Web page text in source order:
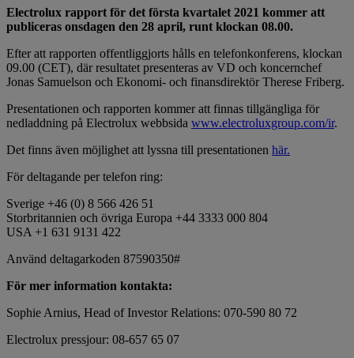
Electrolux rapport för det första kvartalet 2021 kommer att
publiceras onsdagen den 28 april, runt klockan 08.00.
Efter att rapporten offentliggjorts hålls en telefonkonferens, klockan
09.00 (CET), där resultatet presenteras av VD och koncernchef
Jonas Samuelson och Ekonomi- och finansdirektör Therese Friberg.
Presentationen och rapporten kommer att finnas tillgängliga för
nedladdning på Electrolux webbsida www.electroluxgroup.com/ir.
Det finns även möjlighet att lyssna till presentationen här.
För deltagande per telefon ring:
Sverige +46 (0) 8 566 426 51
Storbritannien och övriga Europa +44 3333 000 804
USA +1 631 9131 422
Använd deltagarkoden 87590350#
För mer information kontakta:
Sophie Arnius, Head of Investor Relations: 070-590 80 72
Electrolux pressjour: 08-657 65 07